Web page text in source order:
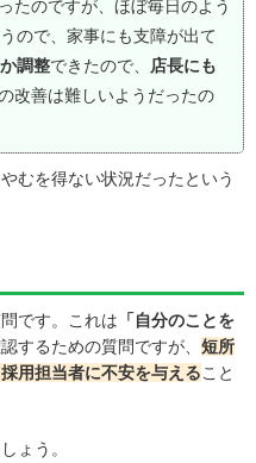
たのですが、ほぼ毎日のよう
ので、家事にも支障が出て
調整できたので、
店長にも
改善は難しいようだったの
むを得ない状況だったという
です。これは 「自分のことを
するための質問ですが、 短所
用担当者に不安を与えること
ょう。